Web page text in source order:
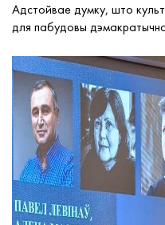
Адстойвае думку, што
для пабудовы